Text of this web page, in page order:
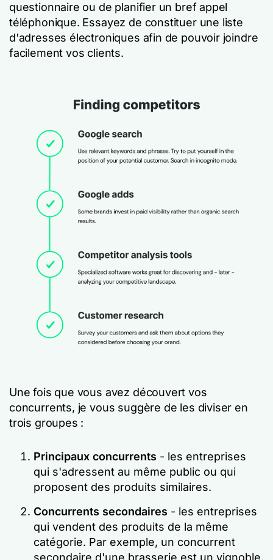
questionnaire ou de planifier un bref appel
téléphonique. Essayez de constituer une liste
d'adresses électroniques afin de pouvoir joindre
facilement vos clients.
Une fois que vous avez découvert vos
concurrents, je vous suggère de les diviser en
trois groupes :
Principaux concurrents - les entreprises
qui s'adressent au même public ou qui
proposent des produits similaires.
Concurrents secondaires - les entreprises
qui vendent des produits de la même
catégorie. Par exemple, un concurrent
secondaire d'une brasserie est un vignoble.